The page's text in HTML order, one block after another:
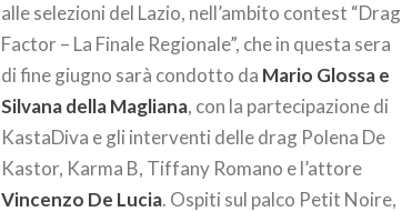
alle selezioni del Lazio, nell’ambito contest “Drag
Factor – La Finale Regionale”, che in questa sera
di fine giugno sarà condotto da Mario Glossa e
Silvana della Magliana, con la partecipazione di
KastaDiva e gli interventi delle drag Polena De
Kastor, Karma B, Tiffany Romano e l’attore
Vincenzo De Lucia. Ospiti sul palco Petit Noire,